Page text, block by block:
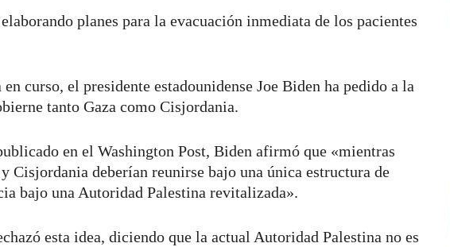
planes para la evacuación inmediata de los pacientes
curso, el presidente estadounidense Joe Biden ha pedido a la
tanto Gaza como Cisjordania.
en el Washington Post, Biden afirmó que «mientras
Cisjordania deberían reunirse bajo una única estructura de
bajo una Autoridad Palestina revitalizada».
esta idea, diciendo que la actual Autoridad Palestina no es